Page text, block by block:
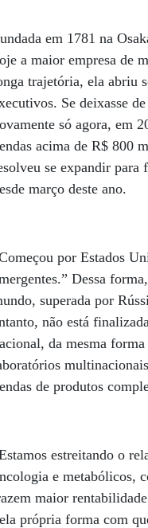
em 1781 na
a maior empresa de
trajetória, ela abriu
Se deixasse
só agora, em
acima de R$ 800
se expandir para
março deste ano.
por Estados
Dessa
superada por
não está
da mesma
de produtos
estreitando o
e metabólicos,
maior
própria forma com